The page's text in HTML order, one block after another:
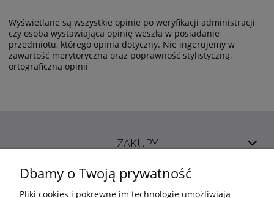
Wyświetlane są wszystkie opinie po weryfikacji administracji
czy osoba wystawiająca opinię weszła w posiadanie
przedmiotu, którego opinia dotyczny. Nie ingerujemy w
zawartość merytoryczną oraz poprawność stylistyczną,
ortograficzną opinii
ZAKUPY
POMOC
Dbamy o Twoją prywatność
Pliki cookies i pokrewne im technologie umożliwiają